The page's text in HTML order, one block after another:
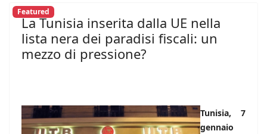
Featured
La Tunisia inserita dalla UE nella
lista nera dei paradisi fiscali: un
mezzo di pressione?
Tunisia, 7
gennaio